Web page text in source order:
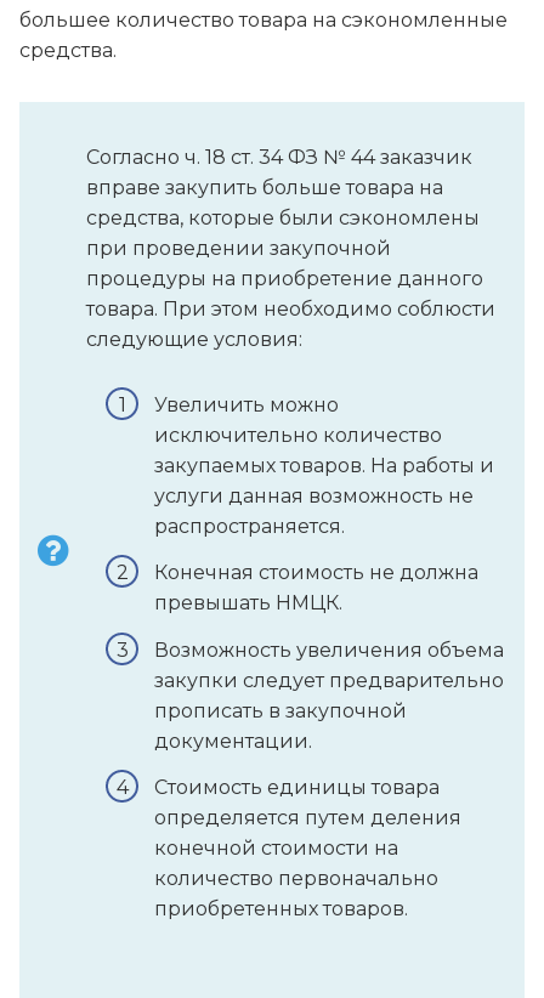
большее количество товара на сэкономленные
средства.
Согласно ч. 18 ст. 34 ФЗ № 44 заказчик
вправе закупить больше товара на
средства, которые были сэкономлены
при проведении закупочной
процедуры на приобретение данного
товара. При этом необходимо соблюсти
следующие условия:
Увеличить можно
исключительно количество
закупаемых товаров. На работы и
услуги данная возможность не
распространяется.
Конечная стоимость не должна
превышать НМЦК.
Возможность увеличения объема
закупки следует предварительно
прописать в закупочной
документации.
Стоимость единицы товара
определяется путем деления
конечной стоимости на
количество первоначально
приобретенных товаров.